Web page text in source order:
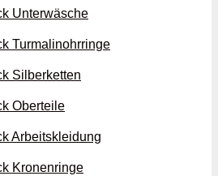
Unter­wäsche
Turmalin­ohrringe
Silber­ketten
Oberteile
Arbeits­kleidung
Kronen­ringe